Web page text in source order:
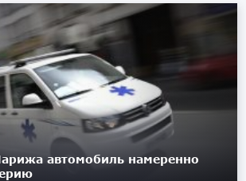
автомобиль намеренно